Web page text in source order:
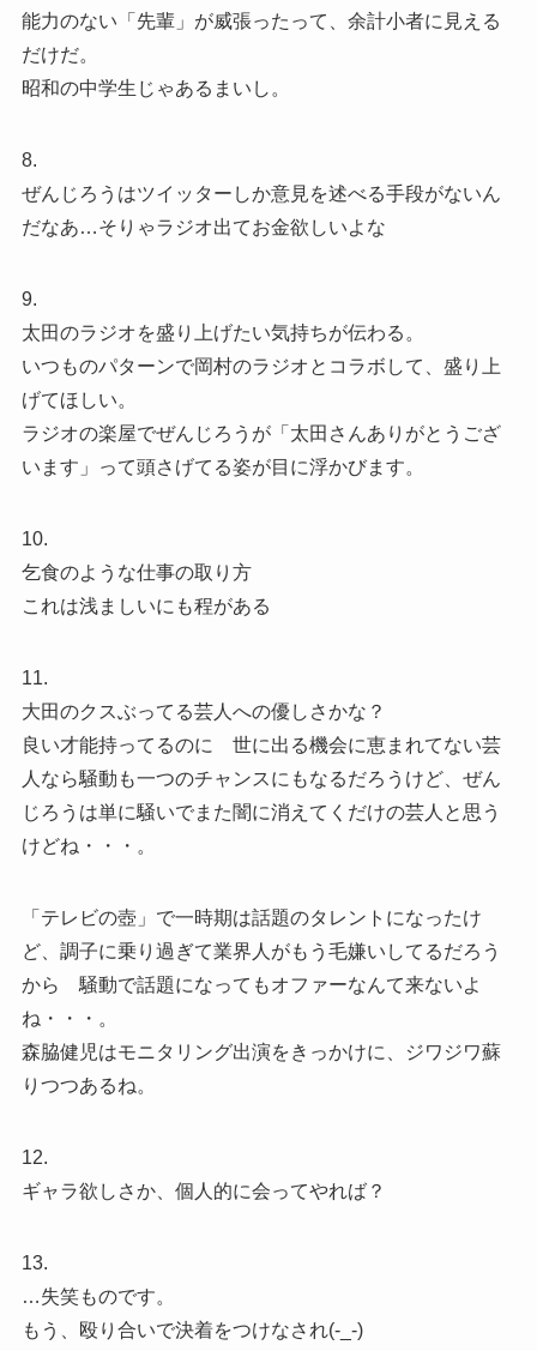
能力のない「先輩」が威張ったって、余計小者に見える
だけだ。
昭和の中学生じゃあるまいし。
8.
ぜんじろうはツイッターしか意見を述べる手段がないん
だなあ…そりゃラジオ出てお金欲しいよな
9.
太田のラジオを盛り上げたい気持ちが伝わる。
いつものパターンで岡村のラジオとコラボして、盛り上
げてほしい。
ラジオの楽屋でぜんじろうが「太田さんありがとうござ
います」って頭さげてる姿が目に浮かびます。
10.
乞食のような仕事の取り方
これは浅ましいにも程がある
11.
大田のクスぶってる芸人への優しさかな？
良い才能持ってるのに 世に出る機会に恵まれてない芸
人なら騒動も一つのチャンスにもなるだろうけど、ぜん
じろうは単に騒いでまた闇に消えてくだけの芸人と思う
けどね・・・。
「テレビの壺」で一時期は話題のタレントになったけ
ど、調子に乗り過ぎて業界人がもう毛嫌いしてるだろう
から 騒動で話題になってもオファーなんて来ないよ
ね・・・。
森脇健児はモニタリング出演をきっかけに、ジワジワ蘇
りつつあるね。
12.
ギャラ欲しさか、個人的に会ってやれば？
13.
…失笑ものです。
もう、殴り合いで決着をつけなされ(-_-)